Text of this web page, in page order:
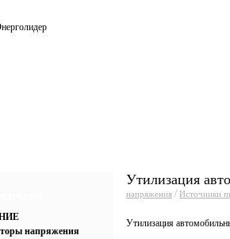
напряжения
Утилизация
напряжения / Источники
Утилизация